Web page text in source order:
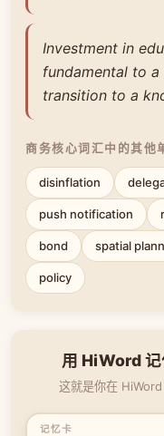
Investment in
fundamental to
transition to a
商务核心词汇中的其他
disinflation
push notification
bond spatial
policy
用 HiWord
这就是你在